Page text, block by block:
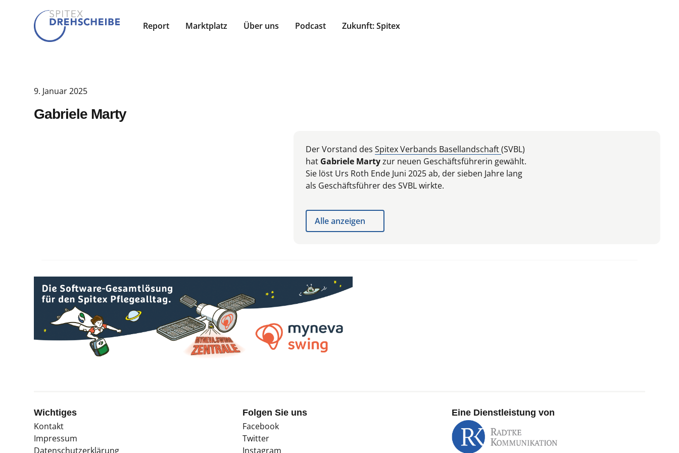
Report Marktplatz Über uns Podcast Zukunft: Spitex
9. Januar 2025
Gabriele Marty
Der Vorstand des Spitex Verbands Basellandschaft(SVBL)
hat Gabriele Martyzur neuen Geschäftsführerin gewählt.
Sie löst Urs Roth Ende Juni 2025 ab, der sieben Jahre lang
als Geschäftsführer des SVBL wirkte.
Alle anzeigen
Wichtiges
Kontakt
Impressum
Datenschutzerklärung
Folgen Sie uns
Facebook
Twitter
Instagram
Eine Dienstleistung von